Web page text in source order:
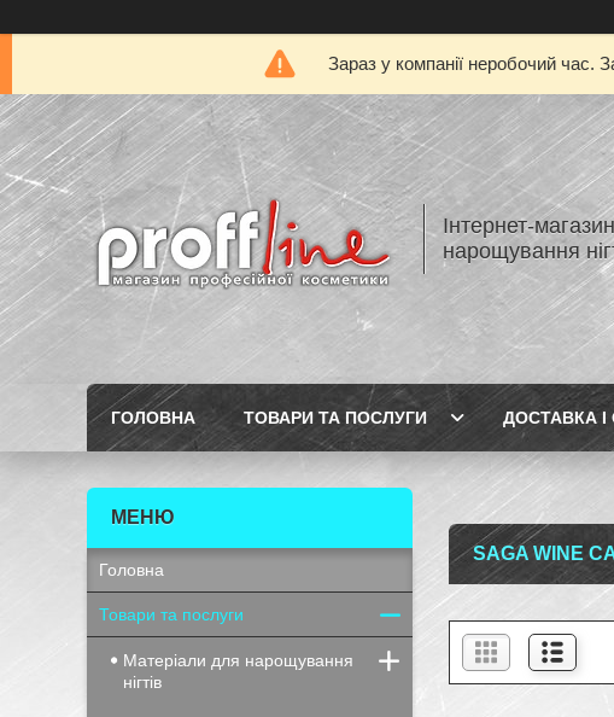
Зараз у компанії неробочий час.
Інтернет-
нарощування
ГОЛОВНА ТОВАРИ ТА ПОСЛУГИ ДОСТАВКА І
SAGA WINE
Головна
Товари та послуги
Матеріали для нарощування
нігтів